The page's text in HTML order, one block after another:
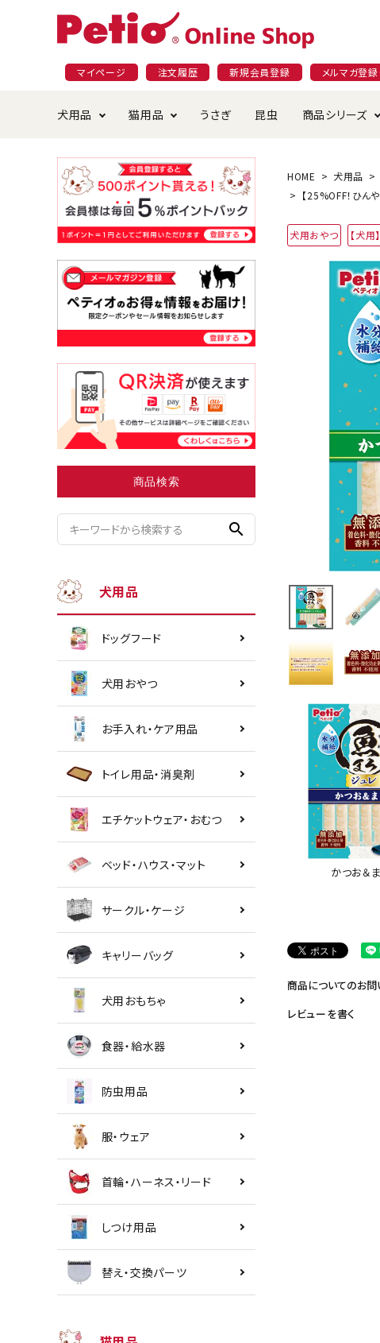
マイページ 注文履歴 新規会員登録 メルマガ登録
犬用品
ドッグフード おやつ
ペットシーツ ベッド・
おもちゃ 食器・
首輪・ハーネス・リード しつけ
猫用品
ごはん・おやつ お手入
ベッド・ハウス・マット サークル
食器・給水器 防虫用品
替え・交換パーツ
うさぎ 昆虫 商品シリーズ
プラクト 素材そ
夜のお散歩特集 無添加
国産フード&おやつ特集 穀物不使用の
じゃらして遊ぶ 引っ張って遊
またたび・元
小型犬にオススメ ダイエット中
ショッピングガイド 会員特
返品・交換について オンラ
商品検索
search
犬用品
ドッグフード
犬用おやつ
お手入れ・ケア用品
トイレ用品・消臭剤
エチケットウェア・おむつ
ベッド・ハウス・マット
サークル・ケージ
キャリーバッグ
犬用おもちゃ
食器・給水器
防虫用品
服・ウェア
首輪・ハーネス・リード
しつけ用品
替え・交換パーツ
HOME 犬用品
【25%OFF！ひん
犬用おやつ 【犬
かつお＆
商品についてのお問
レビューを書く